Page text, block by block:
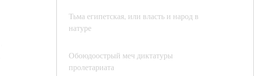
Тьма египетская, или власть и народ в
натуре
Обоюдоострый меч диктатуры
пролетариата